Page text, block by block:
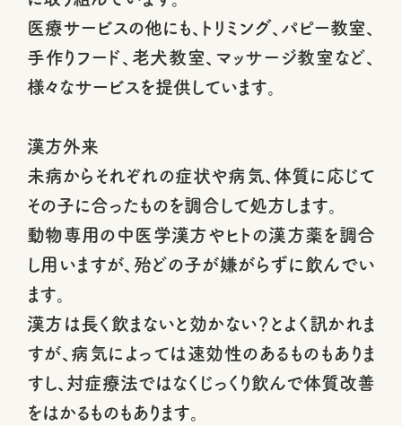
医療サービスの他にも、トリミング、パピー教室、
手作りフード、老犬教室、マッサージ教室など、
様々なサービスを提供しています。
漢方外来
未病からそれぞれの症状や病気、体質に応じて
その子に合ったものを調合して処方します。
動物専用の中医学漢方やヒトの漢方薬を調合
し用いますが、殆どの子が嫌がらずに飲んでい
ます。
漢方は長く飲まないと効かない？とよく訊かれま
すが、病気によっては速効性のあるものもありま
すし、対症療法ではなくじっくり飲んで体質改善
をはかるものもあります。